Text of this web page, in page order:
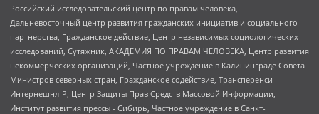
Российский исследовательский центр по правам человека,
Дальневосточный центр развития гражданских инициатив и социального
партнерства, Гражданское действие, Центр независимых социологических
исследований, Сутяжник, АКАДЕМИЯ ПО ПРАВАМ ЧЕЛОВЕКА, Центр развития
некоммерческих организаций, Частное учреждение в Калининграде Совета
Министров северных стран, Гражданское содействие, Трансперенси
Интернешнл-Р, Центр Защиты Прав Средств Массовой Информации,
Институт развития прессы - Сибирь, Частное учреждение в Санкт-